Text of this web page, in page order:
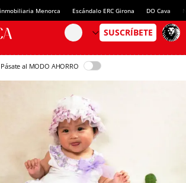
Menorca Escándalo ERC Girona DO Cava
Pásate al MODO AHORRO